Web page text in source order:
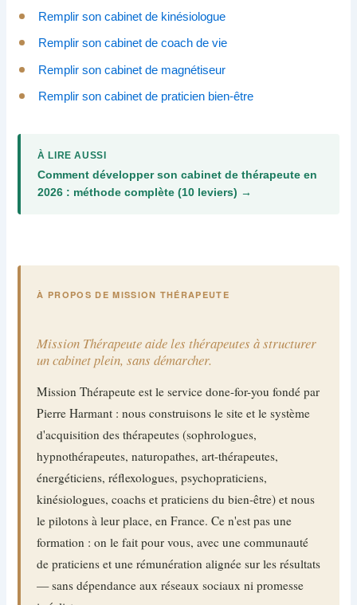
Remplir son cabinet de kinésiologue
Remplir son cabinet de coach de vie
Remplir son cabinet de magnétiseur
Remplir son cabinet de praticien bien-être
À LIRE AUSSI
Comment développer son cabinet de thérapeute en
2026 : méthode complète (10 leviers) →
À PROPOS DE MISSION THÉRAPEUTE
Mission Thérapeute aide les thérapeutes à structurer
un cabinet plein, sans démarcher.
Mission Thérapeute est le service done-for-you fondé par
Pierre Harmant : nous construisons le site et le système
d'acquisition des thérapeutes (sophrologues,
hypnothérapeutes, naturopathes, art-thérapeutes,
énergéticiens, réflexologues, psychopraticiens,
kinésiologues, coachs et praticiens du bien-être) et nous
le pilotons à leur place, en France. Ce n'est pas une
formation : on le fait pour vous, avec une communauté
de praticiens et une rémunération alignée sur les résultats
— sans dépendance aux réseaux sociaux ni promesse